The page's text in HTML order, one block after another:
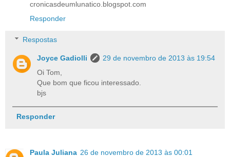
cronicasdeumlunatico.blogspot.com
Responder
Respostas
Joyce Gadiolli
29 de novembro de 2013 às 19:54
Oi Tom,
Que bom que ficou interessado.
bjs
Responder
Paula Juliana 26 de novembro de 2013 às 00:01